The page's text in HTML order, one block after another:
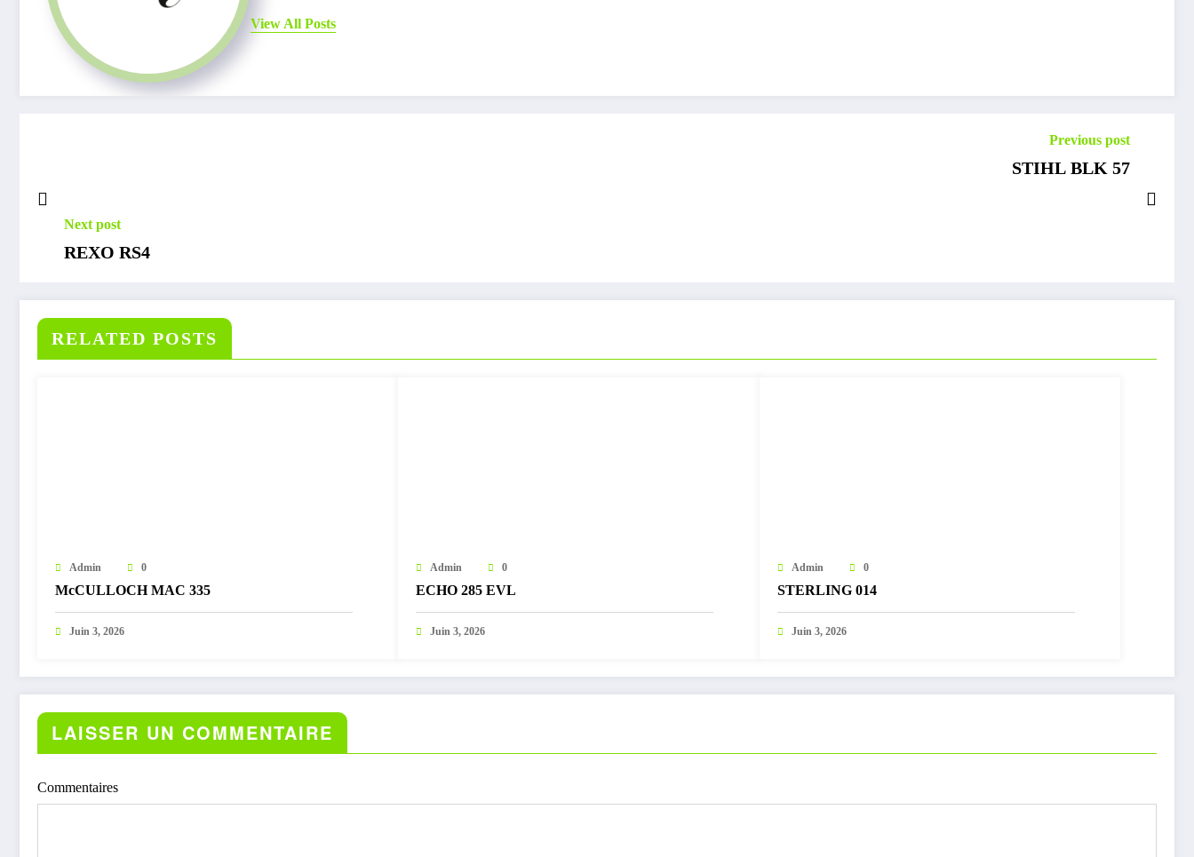
View All Posts
Previous post
STIHL BLK 57
Next post
REXO RS4
RELATED POSTS
Admin 0
McCULLOCH MAC 335
Juin 3, 2026
Admin 0
ECHO 285 EVL
Juin 3, 2026
Admin 0
STERLING 014
Juin 3, 2026
LAISSER UN COMMENTAIRE
Commentaires